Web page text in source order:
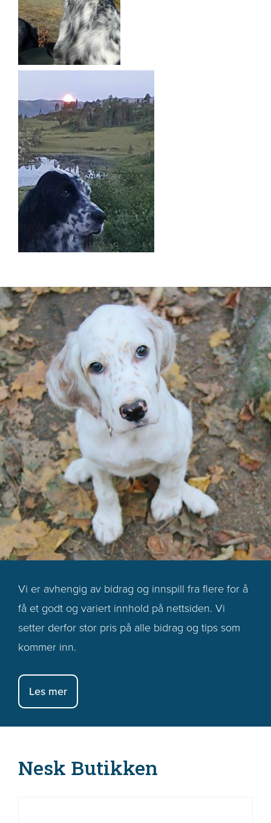
Vi er avhengig av bidrag og innspill fra flere for å
få et godt og variert innhold på nettsiden. Vi
setter derfor stor pris på alle bidrag og tips som
kommer inn.
Les mer
Nesk Butikken